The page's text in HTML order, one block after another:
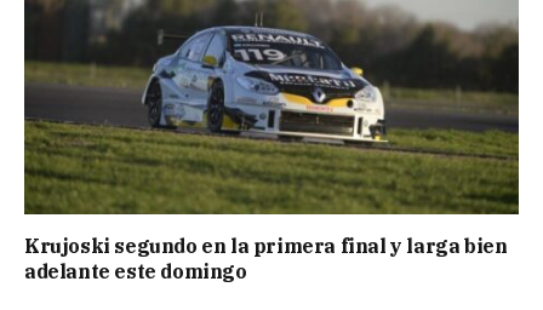
Krujoski segundo en la primera final y larga bien
adelante este domingo